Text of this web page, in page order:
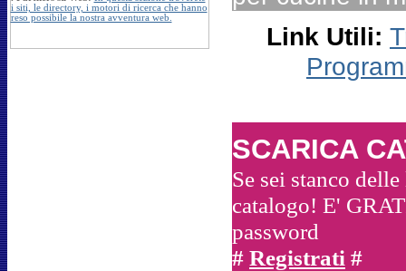
i siti, le directory, i motori di ricerca che hanno
reso possibile la nostra avventura web.
Link Utili:
SCARICA
Se sei stanco
catalogo! E'
password
# Registrati #